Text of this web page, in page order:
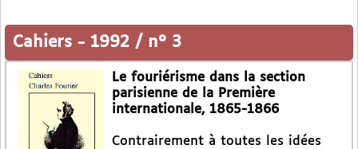
Cahiers - 1992 / n° 3
Le fouriérisme dans la section
parisienne de la Première
internationale, 1865-1866
Contrairement à toutes les idées